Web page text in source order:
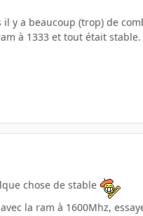
y a beaucoup (trop) de
à 1333 et tout était stable.
chose de stable
la ram à 1600Mhz,